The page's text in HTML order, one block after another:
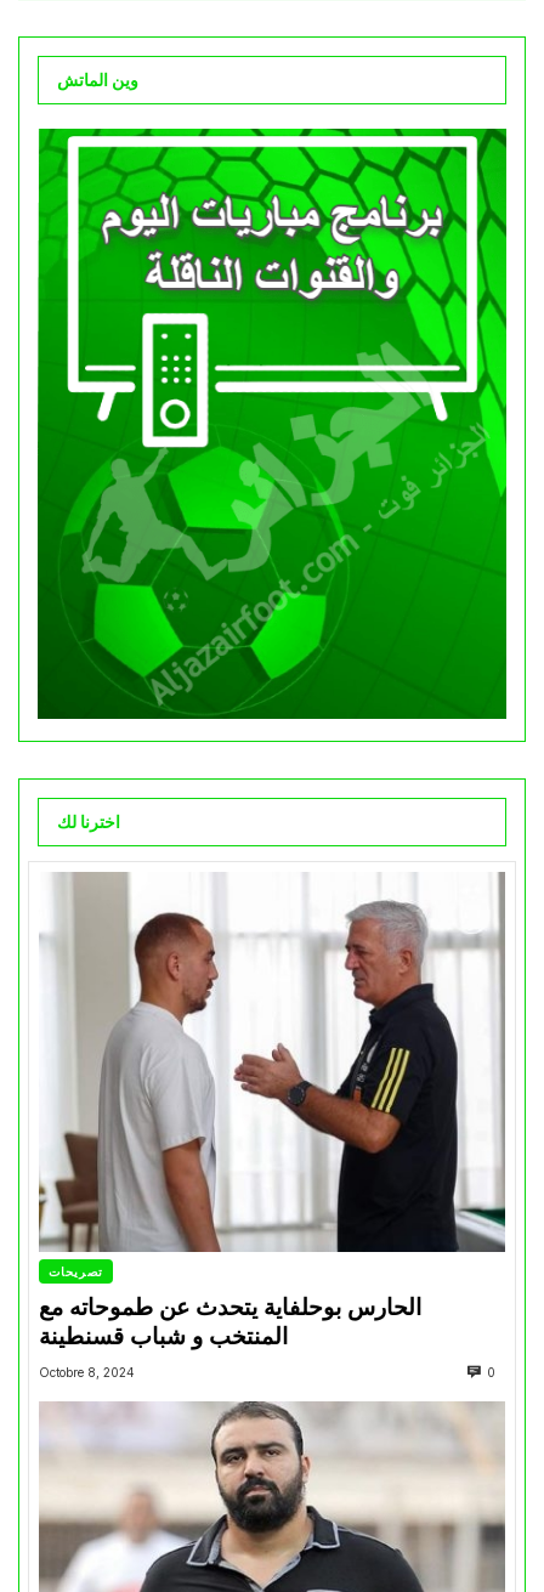
وين الماتش
اخترنا لك
تصريحات
الحارس بوحلفاية يتحدث عن طموحاته مع
المنتخب و شباب قسنطينة
Octobre 8, 2024 0